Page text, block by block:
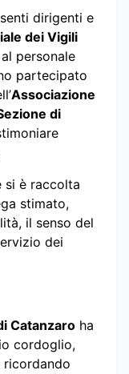
dirigenti e
dei Vigili
personale
partecipato
Associazione
di
si è raccolta
stimato,
il senso del
dei
Catanzaro ha
cordoglio,
ricordando